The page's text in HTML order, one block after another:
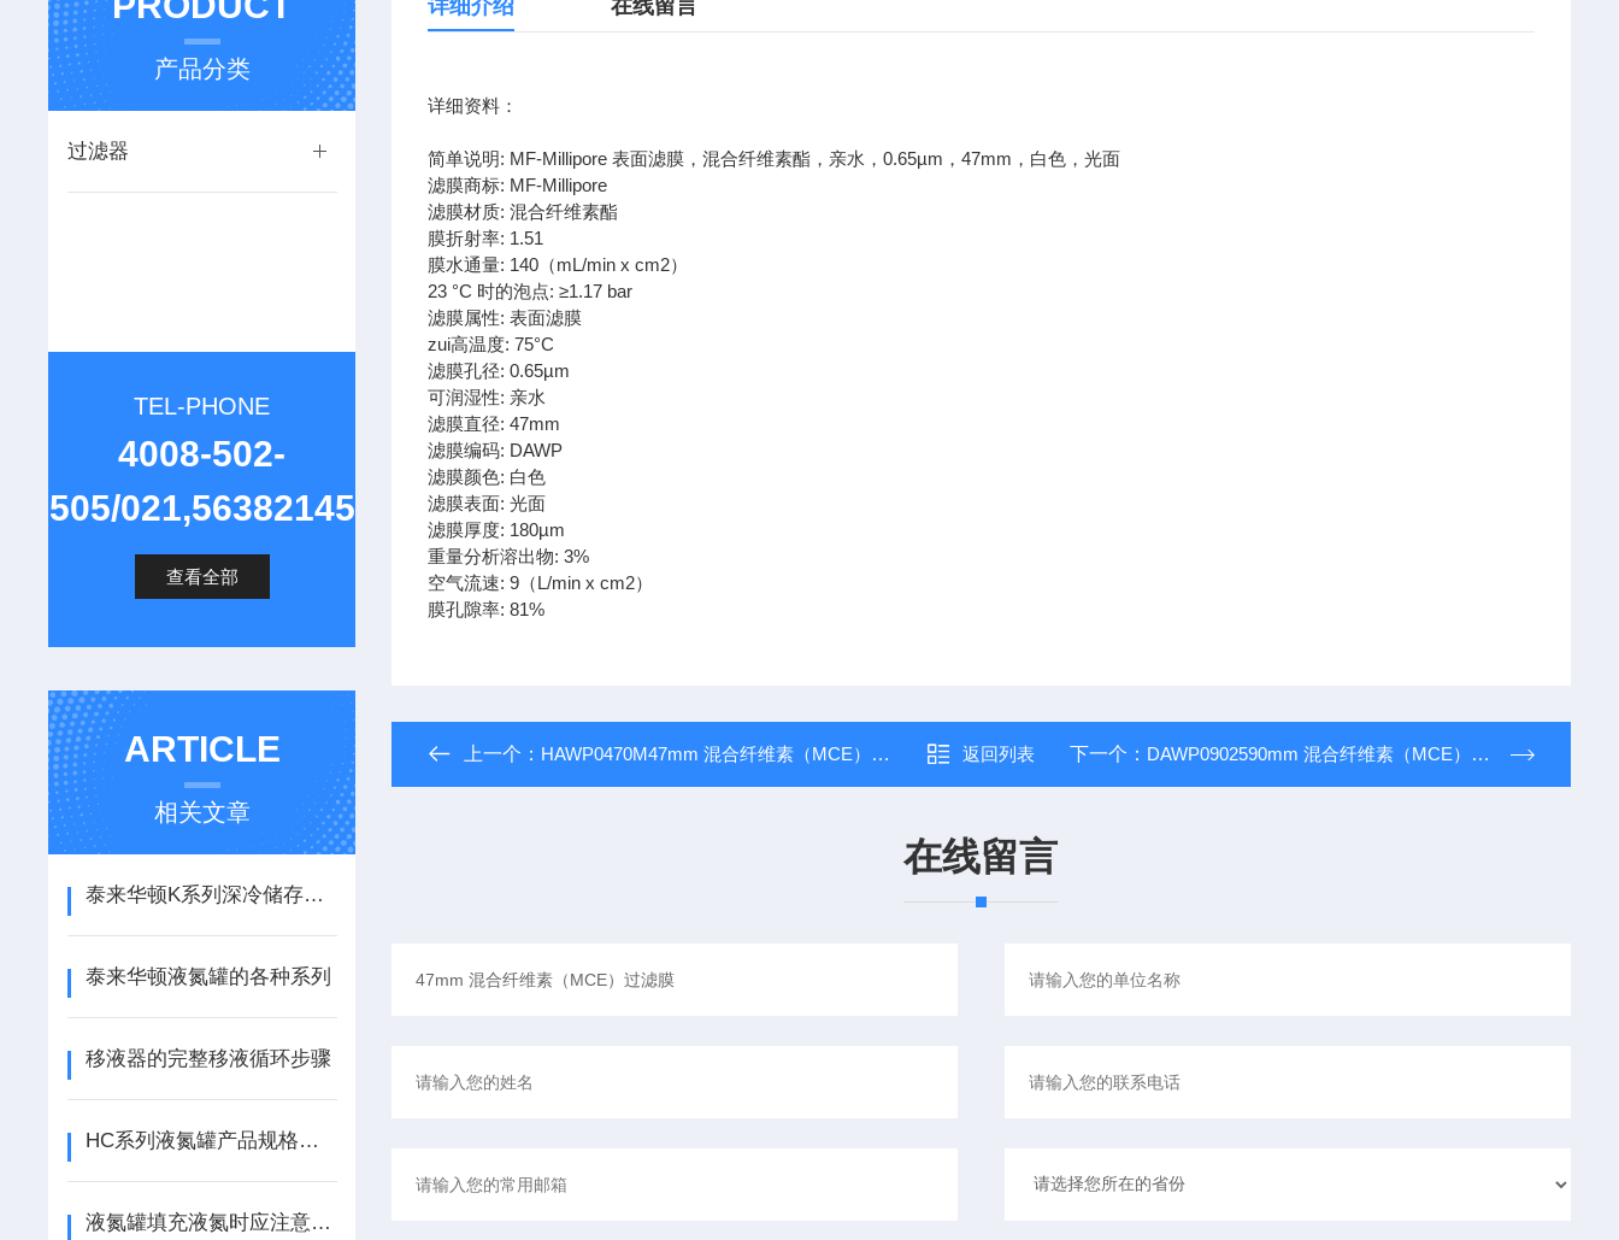
产品分类
过滤器
TEL-PHONE
4008-502-
505/021,56382145
查看全部
ARTICLE
相关文章
泰来华顿K系列深冷储存系统
泰来华顿液氮罐的各种系列
移液器的完整移液循环步骤
HC系列液氮罐产品规格及贮存量介绍
液氮罐填充液氮时应注意些什么
详细介绍 在线留言
详细资料：
简单说明: MF-Millipore 表面滤膜，混合纤维素酯，亲水，0.65µm，47mm，白色，光面
滤膜商标: MF-Millipore
滤膜材质: 混合纤维素酯
膜折射率: 1.51
膜水通量: 140（mL/min x cm2）
23 °C 时的泡点: ≥1.17 bar
滤膜属性: 表面滤膜
zui高温度: 75°C
滤膜孔径: 0.65µm
可润湿性: 亲水
滤膜直径: 47mm
滤膜编码: DAWP
滤膜颜色: 白色
滤膜表面: 光面
滤膜厚度: 180µm
重量分析溶出物: 3%
空气流速: 9（L/min x cm2）
膜孔隙率: 81%
上一个： HAWP0470M47mm 混合纤维素（MCE）过滤膜 返回列表 下一个： DAWP0902590mm 混合纤维素（MCE）过滤膜
在线留言